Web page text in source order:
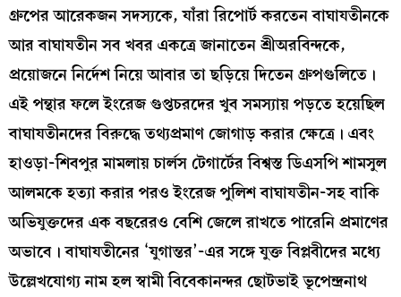
গ্রুপের আরেকজন সদস‍্যকে, যাঁরা রিপোর্ট করতেন বাঘাযতীনকে
আর বাঘাযতীন সব খবর একত্রে জানাতেন শ্রীঅরবিন্দকে,
প্রয়োজনে নির্দেশ নিয়ে আবার তা ছড়িয়ে দিতেন গ্রুপগুলিতে।
এই পন্থার ফলে ইংরেজ গুপ্তচরদের খুব সমস‍্যায় পড়তে হয়েছিল
বাঘাযতীনদের বিরুদ্ধে তথ‍্যপ্রমাণ জোগাড় করার ক্ষেত্রে। এবং
হাওড়া-শিবপুর মামলায় চার্লস টেগার্টের বিশ্বস্ত ডিএসপি শামসুল
আলমকে হত‍্যা করার পরও ইংরেজ পুলিশ বাঘাযতীন-সহ বাকি
অভিযুক্তদের এক বছরেরও বেশি জেলে রাখতে পারেনি প্রমাণের
অভাবে। বাঘাযতীনের ‘যুগান্তর’-এর সঙ্গে যুক্ত বিপ্লবীদের মধ‍্যে
উল্লেখযোগ‍্য নাম হল স্বামী বিবেকানন্দর ছোটভাই ভূপেন্দ্রনাথ